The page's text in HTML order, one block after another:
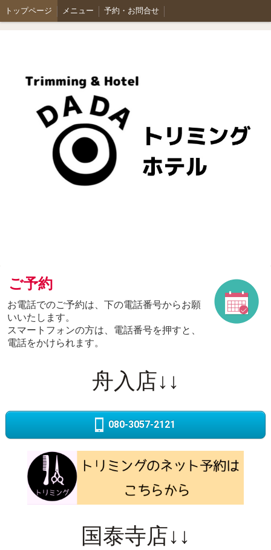
トップページ メニュー 予約・お問合せ
ご予約
お電話でのご予約は、下の電話番号からお願
いいたします。
スマートフォンの方は、電話番号を押すと、
電話をかけられます。
舟入店↓↓
080-3057-2121
国泰寺店↓↓